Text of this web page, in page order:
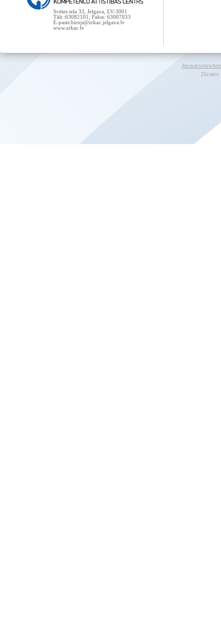
Svētes iela 33, Jelgava, LV-3001
Tālr.:63082101; Fakss: 63007033
E-pasts:birojs@zrkac.jelgava.lv
www.zrkac.lv
Atsauksmes/
Dizains